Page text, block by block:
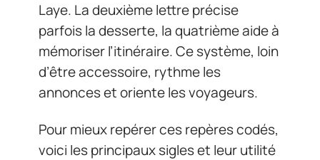
Laye. La deuxième lettre précise
parfois la desserte, la quatrième aide à
mémoriser l’itinéraire. Ce système, loin
d’être accessoire, rythme les
annonces et oriente les voyageurs.
Pour mieux repérer ces repères codés,
voici les principaux sigles et leur utilité